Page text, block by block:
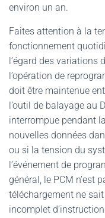
environ un an.
Faites attention à la
fonctionnement
l’égard des variations
l’opération de
doit être maintenue
l’outil de balayage au
interrompue pendant
nouvelles données
ou si la tension du
l’événement de
général, le PCM n’est
téléchargement ne
incomplet